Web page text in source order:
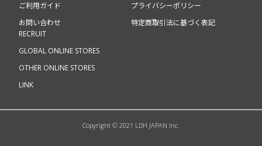
ご利用ガイド
お問い合わせ
プライバシーポリシー
特定商取引法に基づく表記
RECRUIT
GLOBAL ONLINE STORES
OTHER ONLINE STORES
LINK
Copyright © 2021 LDH JAPAN Inc.